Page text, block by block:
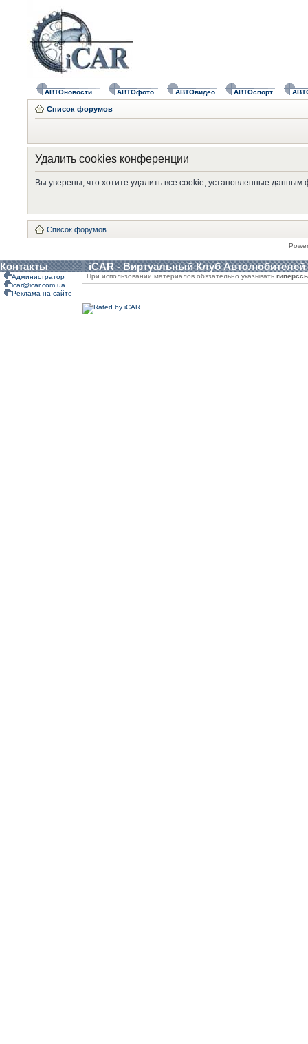
АВТОновости АВТОфото АВТОвидео АВТОспорт
Список форумов
Удалить cookies конференции
Вы уверены, что хотите удалить все cookie, установленные
Список форумов
Контакты iCAR - Виртуальный Клуб Автолюбителей
Администратор
icar@icar.com.ua
Реклама на сайте
При использовании материалов обязательно указывать